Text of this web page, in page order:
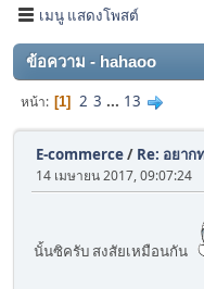
เมนู แสดงโพสต์
ข้อความ - hahaoo
หน้า 1 2 3 ... 13
E-commerce/ Re: อยาก
14 เมษายน 2017, 09:07:24
นั้นซิครับ สงสัยเหมือนกัน